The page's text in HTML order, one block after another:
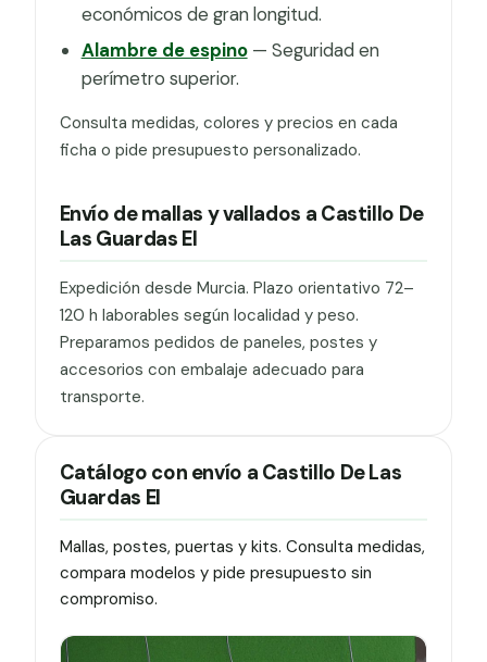
económicos de gran longitud.
Alambre de espino— Seguridad en
perímetro superior.
Consulta medidas, colores y precios en cada
ficha o pide presupuesto personalizado.
Envío de mallas y vallados a Castillo De
Las Guardas El
Expedición desde Murcia. Plazo orientativo 72–
120 h laborables según localidad y peso.
Preparamos pedidos de paneles, postes y
accesorios con embalaje adecuado para
transporte.
Catálogo con envío a Castillo De Las
Guardas El
Mallas, postes, puertas y kits. Consulta medidas,
compara modelos y pide presupuesto sin
compromiso.